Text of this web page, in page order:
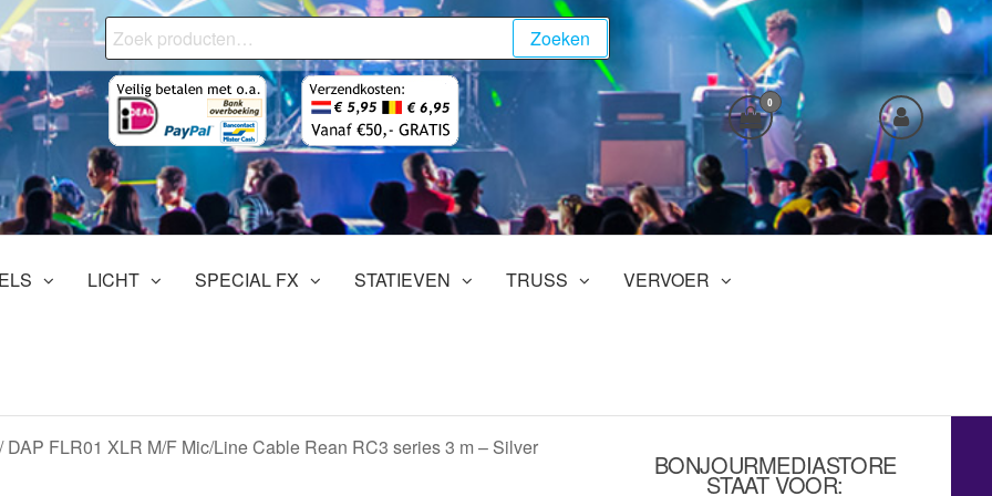
Zoeken
naar:
Zoeken
0
LICHT SPECIAL FX STATIEVEN TRUSS VERVOER
/ DAP FLR01 XLR M/F Mic/Line Cable Rean RC3 series 3 m – Silver
BONJOURMEDIASTORE
STAAT VOOR: